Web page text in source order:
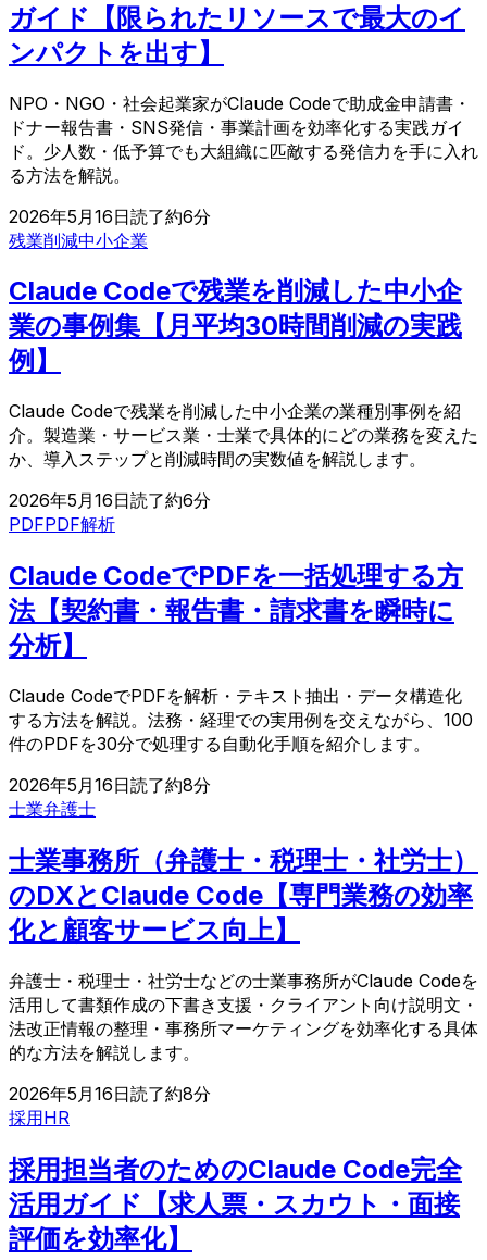
ガイド【限られたリソースで最大のイ
ンパクトを出す】
NPO・NGO・社会起業家がClaude Codeで助成金申請書・
ドナー報告書・SNS発信・事業計画を効率化する実践ガイ
ド。少人数・低予算でも大組織に匹敵する発信力を手に入れ
る方法を解説。
2026年5月16日読了約6分
残業削減中小企業
Claude Codeで残業を削減した中小企
業の事例集【月平均30時間削減の実践
例】
Claude Codeで残業を削減した中小企業の業種別事例を紹
介。製造業・サービス業・士業で具体的にどの業務を変えた
か、導入ステップと削減時間の実数値を解説します。
2026年5月16日読了約6分
PDFPDF解析
Claude CodeでPDFを一括処理する方
法【契約書・報告書・請求書を瞬時に
分析】
Claude CodeでPDFを解析・テキスト抽出・データ構造化
する方法を解説。法務・経理での実用例を交えながら、100
件のPDFを30分で処理する自動化手順を紹介します。
2026年5月16日読了約8分
士業弁護士
士業事務所（弁護士・税理士・社労士）
のDXとClaude Code【専門業務の効率
化と顧客サービス向上】
弁護士・税理士・社労士などの士業事務所がClaude Codeを
活用して書類作成の下書き支援・クライアント向け説明文・
法改正情報の整理・事務所マーケティングを効率化する具体
的な方法を解説します。
2026年5月16日読了約8分
採用HR
採用担当者のためのClaude Code完全
活用ガイド【求人票・スカウト・面接
評価を効率化】